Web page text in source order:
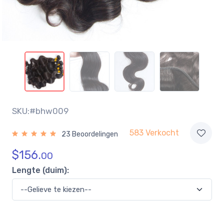
SKU:#bhw009
23 Beoordelingen 583 Verkocht
$156.00
Lengte (duim):